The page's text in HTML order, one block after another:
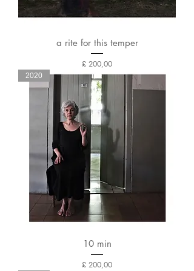
a rite for this temper
Preço
£ 200,00
2020
10 min
Preço
£ 200,00